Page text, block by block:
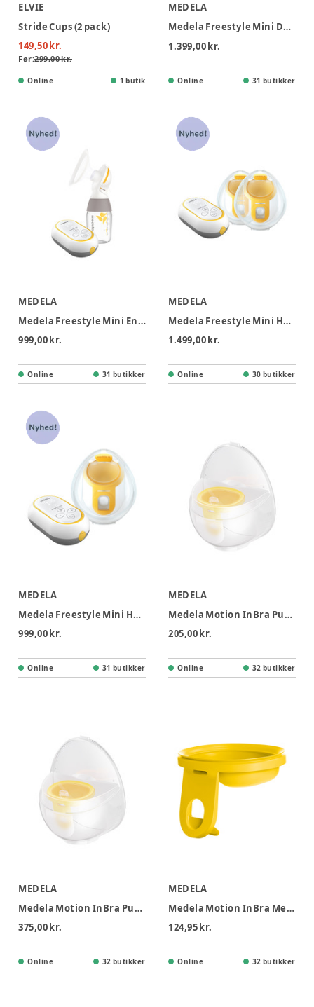
ELVIE
Stride Cups (2 pack)
149,50 kr.
Før:299,00 kr.
Online 1 butik
MEDELA
Medela Freestyle Mini Dobbeltbrystpumpe
1.399,00 kr.
Online 31 butikker
MEDELA
Medela Freestyle Mini Enkeltbrystpumpe
999,00 kr.
Online 31 butikker
MEDELA
Medela Freestyle Mini Hands-free Dobbeltbrystpumpe
1.499,00 kr.
Online 30 butikker
MEDELA
Medela Freestyle Mini Hands-free Enkeltbrystpumpe
999,00 kr.
Online 31 butikker
MEDELA
Medela Motion InBra Pumpset Enkelt
205,00 kr.
Online 32 butikker
MEDELA
Medela Motion InBra Pumpset Dobbelt
375,00 kr.
Online 32 butikker
MEDELA
Medela Motion InBra Membran, 2-pak
124,95 kr.
Online 32 butikker